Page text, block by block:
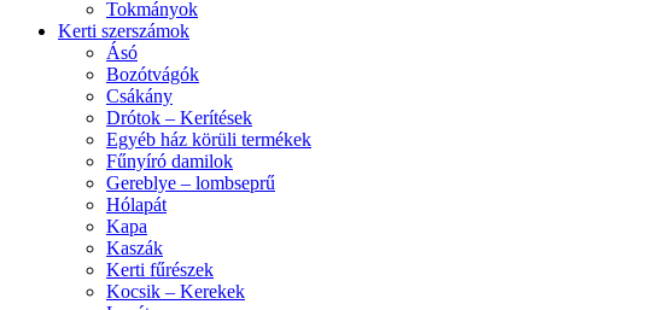
Tokmányok
Kerti szerszámok
Ásó
Bozótvágók
Csákány
Drótok – Kerítések
Egyéb ház körüli termékek
Fűnyíró damilok
Gereblye – lombseprű
Hólapát
Kapa
Kaszák
Kerti fűrészek
Kocsik – Kerekek